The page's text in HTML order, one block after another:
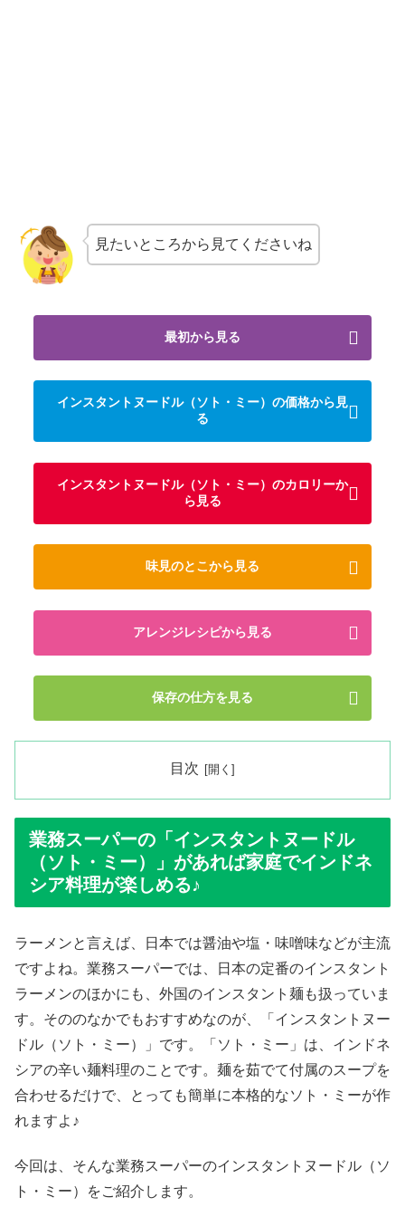
見たいところから見てくださいね
最初から見る
インスタントヌードル（ソト・ミー）の価格から見
る
インスタントヌードル（ソト・ミー）のカロリーか
ら見る
味見のとこから見る
アレンジレシピから見る
保存の仕方を見る
目次
業務スーパーの「インスタントヌードル
（ソト・ミー）」があれば家庭でインドネ
シア料理が楽しめる♪
ラーメンと言えば、日本では醤油や塩・味噌味などが主流
ですよね。業務スーパーでは、日本の定番のインスタント
ラーメンのほかにも、外国のインスタント麺も扱っていま
す。そののなかでもおすすめなのが、「インスタントヌー
ドル（ソト・ミー）」です。「ソト・ミー」は、インドネ
シアの辛い麺料理のことです。麺を茹でて付属のスープを
合わせるだけで、とっても簡単に本格的なソト・ミーが作
れますよ♪
今回は、そんな業務スーパーのインスタントヌードル（ソ
ト・ミー）をご紹介します。